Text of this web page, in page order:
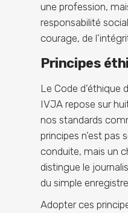
une profession,
responsabilité
courage, de
Principes
Le Code d’éthique
IVJA repose sur
nos standards
principes n’est pas
conduite, mais un
distingue le
du simple
Adopter ces